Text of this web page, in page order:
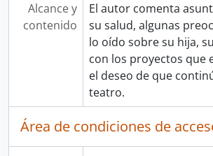
Alcance y
contenido
El autor comenta
su salud, algunas
lo oído sobre su hija,
con los proyectos que
el deseo de que
teatro.
Área de condiciones de